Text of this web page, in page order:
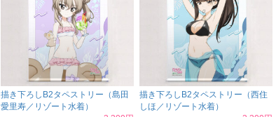
描き下ろしB2タペストリー（島田
愛里寿／リゾート水着）
描き下ろしB2タペストリー（西住
しほ／リゾート水着）